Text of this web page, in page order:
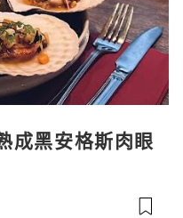
成黑安格斯肉眼